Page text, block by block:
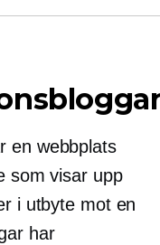
en webbplats
som visar upp
i utbyte mot en
har